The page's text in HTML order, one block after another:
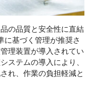
の品質と安全性に直結
に基づく管理が推奨さ
理装置が導入されてい
ステムの導入により、
れ、作業の負担軽減と